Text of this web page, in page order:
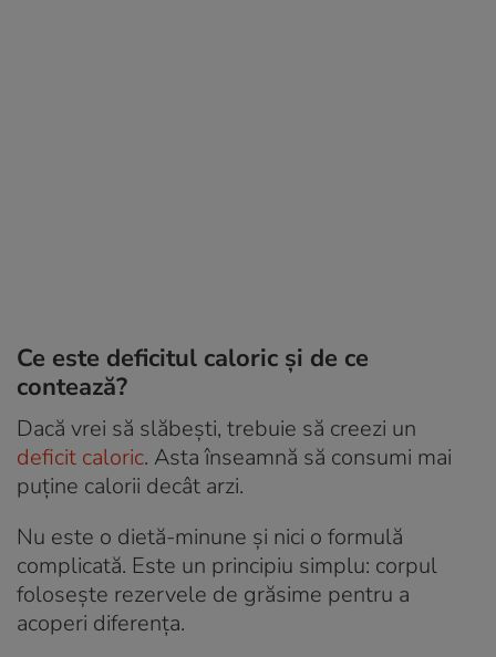
Ce este deficitul caloric și de ce
contează?
Dacă vrei să slăbești, trebuie să creezi un
deficit caloric. Asta înseamnă să consumi mai
puține calorii decât arzi.
Nu este o dietă-minune și nici o formulă
complicată. Este un principiu simplu: corpul
folosește rezervele de grăsime pentru a
acoperi diferența.